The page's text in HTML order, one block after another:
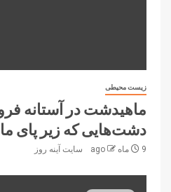
زیست محیطی
ماهیدشت در آستانه
دشت‌هایی که زیر پای
9 ماه ago سایت آینه‌ روز